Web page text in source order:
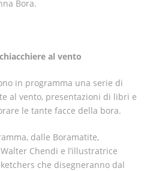
Bora.
al vento
in programma una serie di
al vento, presentazioni di libri e
le tante facce della bora.
dalle Boramatite,
Chendi e l’illustratrice
che disegneranno dal